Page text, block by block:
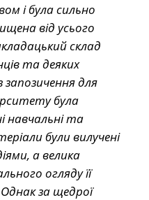
і була сильно
від усього
склад
та деяких
запозичення для
була
навчальні та
були вилучені
а велика
огляду її
за щедрої